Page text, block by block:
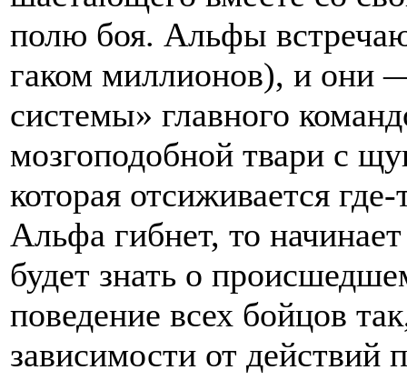
полю боя. Альфы
гаком миллионов), и они
системы» главного
мозгоподобной твари с
которая отсиживается
Альфа гибнет, то
будет знать о
поведение всех бойцов
зависимости от действий